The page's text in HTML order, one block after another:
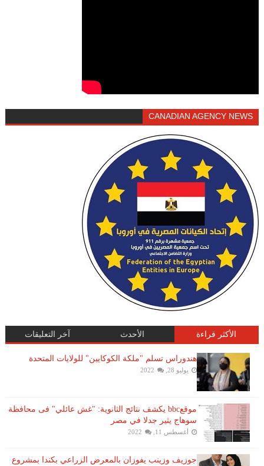
CANADIAN AGENCY NEWS
الأكثر قراءة الأحدث آخر التعليقات
هندوراس تسلم "ملكة الكوكايين" للولايات المتحدة
يوليو 28, 2022
موقعbbc يكشف نتائج الثانوية: "غش عائلي" فى محافظة
سوهاج يثير جدلا في مصر
أغسطس 11, 2022
جوزيف وزينب يفوزان بالمعرض الزراعي بكندا بمشروع